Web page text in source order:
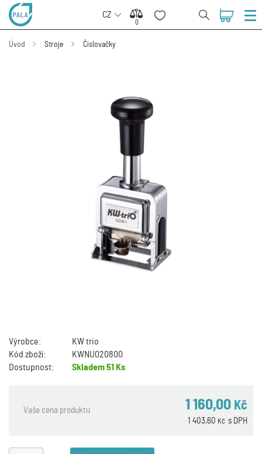
CZ
0
0
Úvod Stroje Číslovačky
Výrobce:
KW trio
Kód zboží:
KWNU020800
Dostupnost:
Skladem51 Ks
Vaše cena produktu 1 160,00 Kč
s DPH
1 403,60 Kč